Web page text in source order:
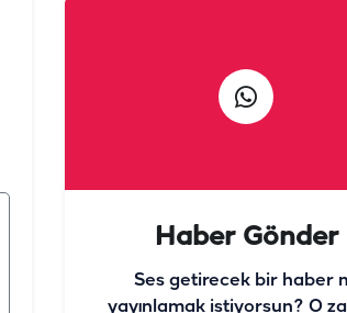
Haber Gönder
Ses getirecek bir haber
yayınlamak istiyorsun? O